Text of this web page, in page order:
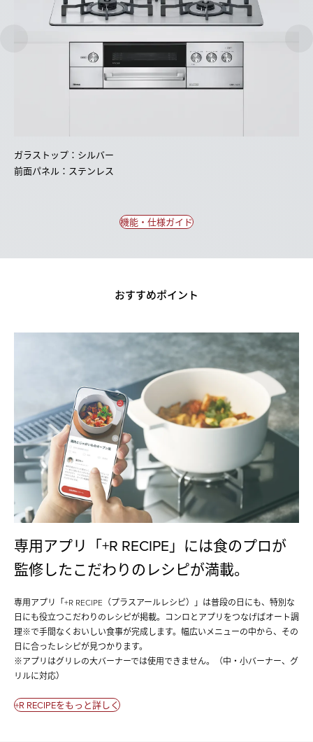
ガラストップ：シルバー
前面パネル：ステンレス
機能・仕様ガイド
おすすめポイント
専用アプリ「+R RECIPE」には食のプロが
監修したこだわりのレシピが満載。
専用アプリ「+R RECIPE（プラスアールレシピ）」は普段の日にも、特別な
日にも役立つこだわりのレシピが掲載。コンロとアプリをつなげばオート調
理※で手間なくおいしい食事が完成します。幅広いメニューの中から、その
日に合ったレシピが見つかります。
※アプリはグリレの大バーナーでは使用できません。（中・小バーナー、グ
リルに対応）
+R RECIPEをもっと詳しく